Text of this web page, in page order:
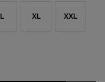
L XL XXL